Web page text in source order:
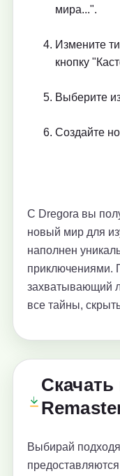
мира...".
Измените
кнопку
Выберите
Создайте
С Dregora вы
новый мир для
наполнен
приключениями.
захватывающий
все тайны,
Выбирай